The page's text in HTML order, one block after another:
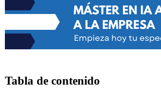
Tabla de contenido